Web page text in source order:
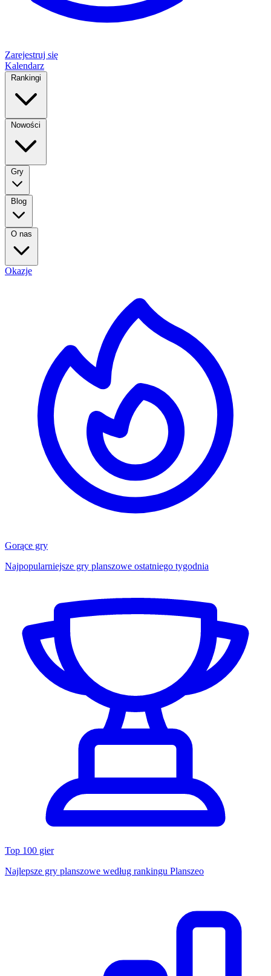
Zarejestruj się
Kalendarz
Rankingi
Nowości
Gry
Blog
O nas
Okazje
Gorące gry
Najpopularniejsze gry planszowe ostatniego tygodnia
Top 100 gier
Najlepsze gry planszowe według rankingu Planszeo